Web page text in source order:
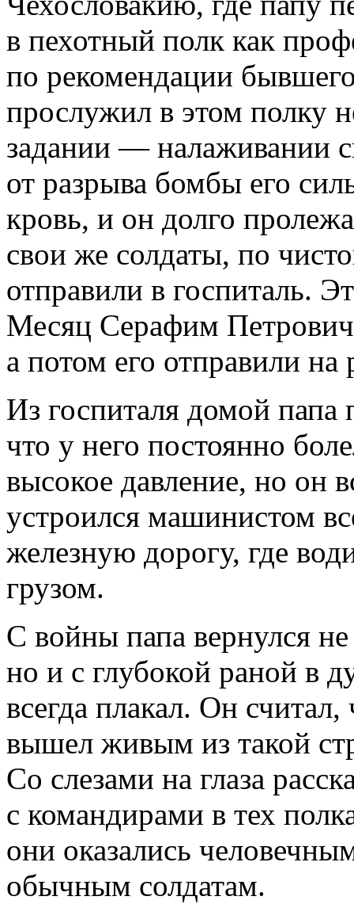
в пехотный полк как
по рекомендации
прослужил в этом полку
задании — налаживании
от разрыва бомбы его
кровь, и он долго
свои же солдаты, по
отправили в госпиталь.
Месяц Серафим Петрович
а потом его отправили
Из госпиталя домой папа
что у него постоянно
высокое давление, но он
устроился машинистом
железную дорогу, где
грузом.
С войны папа вернулся
но и с глубокой раной в
всегда плакал. Он
вышел живым из такой
Со слезами на глаза
с командирами в тех
они оказались
обычным солдатам.